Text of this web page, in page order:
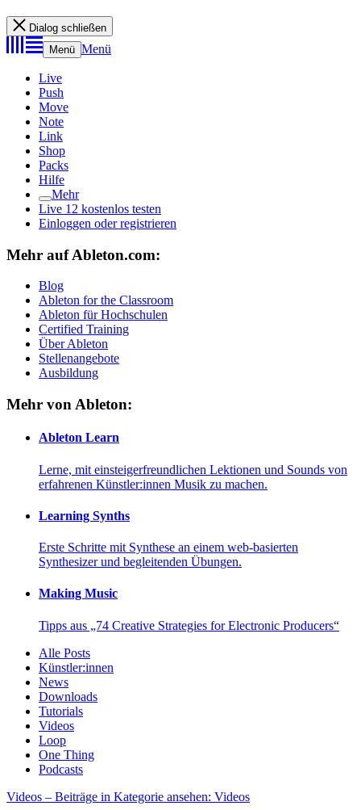
Dialog schließen
Menü Menü
Live
Push
Move
Note
Link
Shop
Packs
Hilfe
Mehr
Live 12 kostenlos testen
Einloggen oder registrieren
Mehr auf Ableton.com:
Blog
Ableton for the Classroom
Ableton für Hochschulen
Certified Training
Über Ableton
Stellenangebote
Ausbildung
Mehr von Ableton:
Ableton Learn
Lerne, mit einsteigerfreundlichen Lektionen und Sounds von
erfahrenen Künstler:innen Musik zu machen.
Learning Synths
Erste Schritte mit Synthese an einem web-basierten
Synthesizer und begleitenden Übungen.
Making Music
Tipps aus „74 Creative Strategies for Electronic Producers“
Alle Posts
Künstler:innen
News
Downloads
Tutorials
Videos
Loop
One Thing
Podcasts
Videos – Beiträge in Kategorie ansehen: Videos